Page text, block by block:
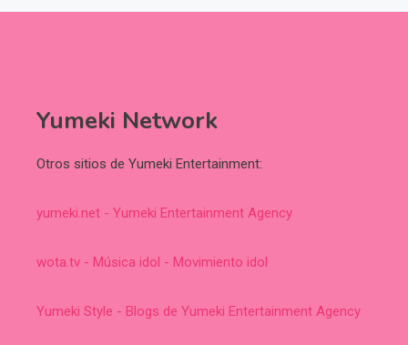
Yumeki Network
Otros sitios de Yumeki Entertainment:
yumeki.net - Yumeki Entertainment Agency
wota.tv - Música idol - Movimiento idol
Yumeki Style - Blogs de Yumeki Entertainment Agency